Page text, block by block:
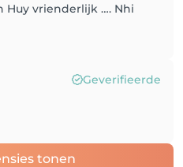
Huy vrienderlijk …. Nhi
Geverifieerde
tonen